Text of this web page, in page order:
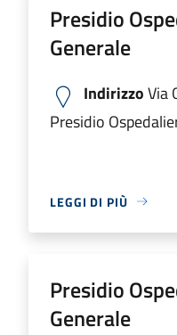
Presidio
Generale
IndirizzoVia
Presidio
LEGGI DI PIÙ
Presidio
Generale